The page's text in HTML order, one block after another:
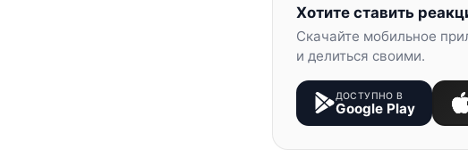
Хотите ставить
Скачайте мобильное
и делиться своими.
ДОСТУПНО В
Google Play